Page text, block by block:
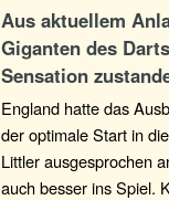
Aus aktuellem
Giganten des
Sensation
England hatte das
der optimale Start in
Littler ausgesprochen
auch besser ins Spiel.